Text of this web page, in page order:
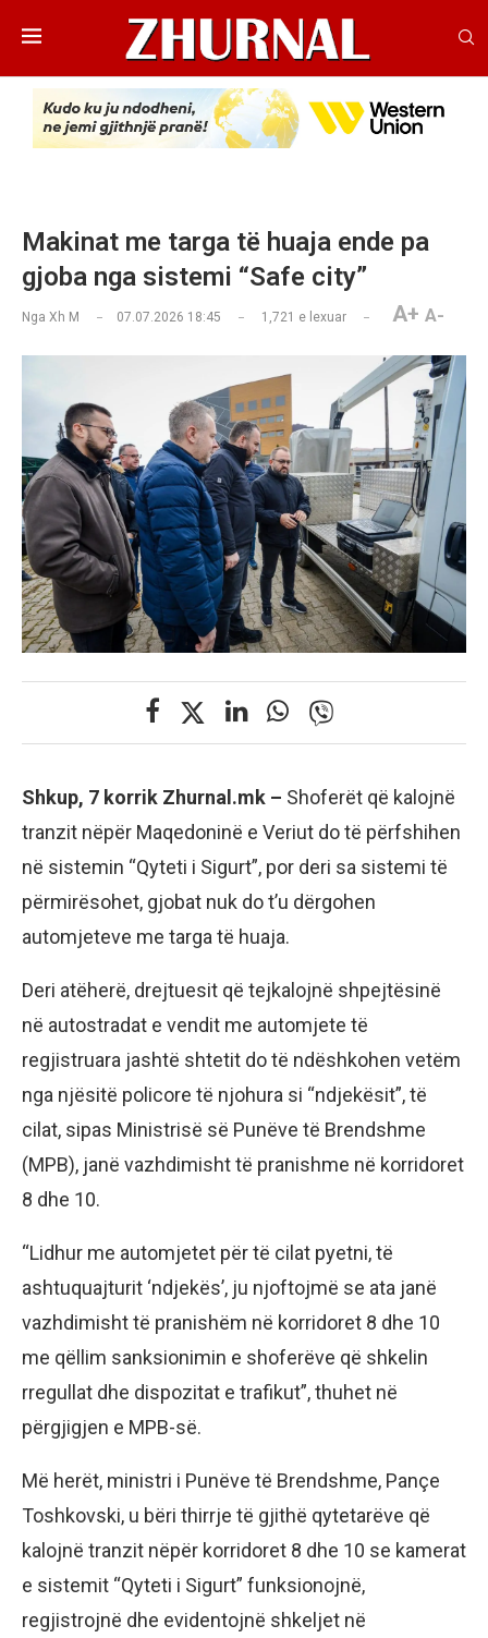
Makinat me targa të huaja ende pa
gjoba nga sistemi “Safe city”
Nga Xh M 07.07.2026 18:45 1,721 e lexuar A+ A-
Shkup, 7 korrik Zhurnal.mk – Shoferët që kalojnë
tranzit nëpër Maqedoninë e Veriut do të përfshihen
në sistemin “Qyteti i Sigurt”, por deri sa sistemi të
përmirësohet, gjobat nuk do t’u dërgohen
automjeteve me targa të huaja.
Deri atëherë, drejtuesit që tejkalojnë shpejtësinë
në autostradat e vendit me automjete të
regjistruara jashtë shtetit do të ndëshkohen vetëm
nga njësitë policore të njohura si “ndjekësit”, të
cilat, sipas Ministrisë së Punëve të Brendshme
(MPB), janë vazhdimisht të pranishme në korridoret
8 dhe 10.
“Lidhur me automjetet për të cilat pyetni, të
ashtuquajturit ‘ndjekës’, ju njoftojmë se ata janë
vazhdimisht të pranishëm në korridoret 8 dhe 10
me qëllim sanksionimin e shoferëve që shkelin
rregullat dhe dispozitat e trafikut”, thuhet në
përgjigjen e MPB-së.
Më herët, ministri i Punëve të Brendshme, Pançe
Toshkovski, u bëri thirrje të gjithë qytetarëve që
kalojnë tranzit nëpër korridoret 8 dhe 10 se kamerat
e sistemit “Qyteti i Sigurt” funksionojnë,
regjistrojnë dhe evidentojnë shkeljet në